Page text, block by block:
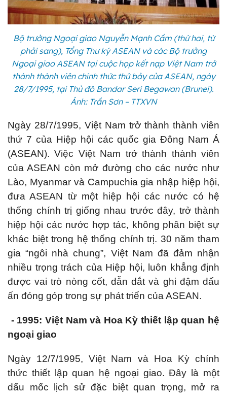
Bộ trưởng Ngoại giao Nguyễn Mạnh Cầm (thứ hai, từ
phải sang), Tổng Thư ký ASEAN và các Bộ trưởng
Ngoại giao ASEAN tại cuộc họp kết nạp Việt Nam trở
thành thành viên chính thức thứ bảy của ASEAN, ngày
28/7/1995, tại Thủ đô Bandar Seri Begawan (Brunei).
Ảnh: Trần Sơn – TTXVN
Ngày 28/7/1995, Việt Nam trở thành thành viên
thứ 7 của Hiệp hội các quốc gia Đông Nam Á
(ASEAN). Việc Việt Nam trở thành thành viên
của ASEAN còn mở đường cho các nước như
Lào, Myanmar và Campuchia gia nhập hiệp hội,
đưa ASEAN từ một hiệp hội các nước có hệ
thống chính trị giống nhau trước đây, trở thành
hiệp hội các nước hợp tác, không phân biệt sự
khác biệt trong hệ thống chính trị. 30 năm tham
gia “ngôi nhà chung”, Việt Nam đã đảm nhận
nhiều trọng trách của Hiệp hội, luôn khẳng định
được vai trò nòng cốt, dẫn dắt và ghi đậm dấu
ấn đóng góp trong sự phát triển của ASEAN.
- 1995: Việt Nam và Hoa Kỳ thiết lập quan hệ
ngoại giao
Ngày 12/7/1995, Việt Nam và Hoa Kỳ chính
thức thiết lập quan hệ ngoại giao. Đây là một
dấu mốc lịch sử đặc biệt quan trọng, mở ra